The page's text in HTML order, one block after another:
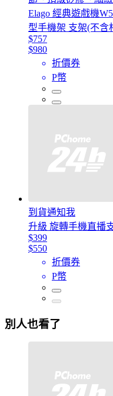
Elago 經典遊戲機
型手機架 支架(不含
$757
$980
折價券
P幣
到貨通知我
升級 旋轉手機直播
$399
$550
折價券
P幣
別人也看了